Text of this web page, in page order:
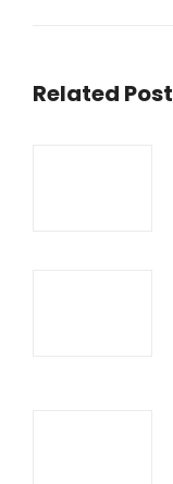
Related